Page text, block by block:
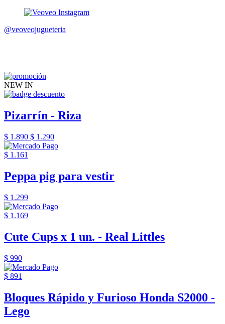
@veoveojugueteria
NEW IN
Pizarrín - Riza
$ 1.890 $ 1.290
$ 1.161
Peppa pig para vestir
$ 1.299
$ 1.169
Cute Cups x 1 un. - Real Littles
$ 990
$ 891
Bloques Rápido y Furioso Honda S2000 -
Lego